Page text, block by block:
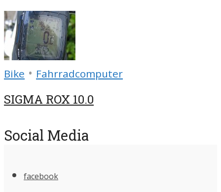
Bike • Fahrradcomputer
SIGMA ROX 10.0
Social Media
facebook